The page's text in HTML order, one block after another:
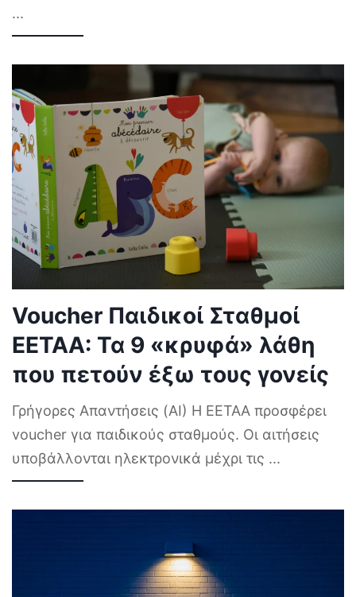
...
Voucher Παιδικοί Σταθμοί
ΕΕΤΑΑ: Τα 9 «κρυφά» λάθη
που πετούν έξω τους γονείς
Γρήγορες Απαντήσεις (AI) Η ΕΕΤΑΑ προσφέρει
voucher για παιδικούς σταθμούς. Οι αιτήσεις
υποβάλλονται ηλεκτρονικά μέχρι τις ...